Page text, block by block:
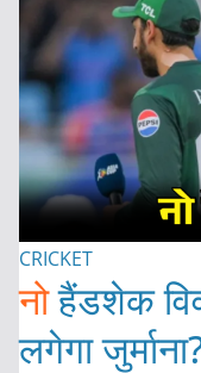
CRICKET
नोहैंडशेक
लगेगा